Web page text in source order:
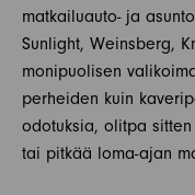
matkailuauto- ja
Sunlight, Weinsberg,
monipuolisen
perheiden kuin
odotuksia, olitpa
tai pitkää loma-ajan